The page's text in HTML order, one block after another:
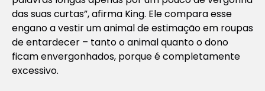
das suas curtas”, afirma King. Ele compara esse
engano a vestir um animal de estimação em roupas
de entardecer – tanto o animal quanto o dono
ficam envergonhados, porque é completamente
excessivo.